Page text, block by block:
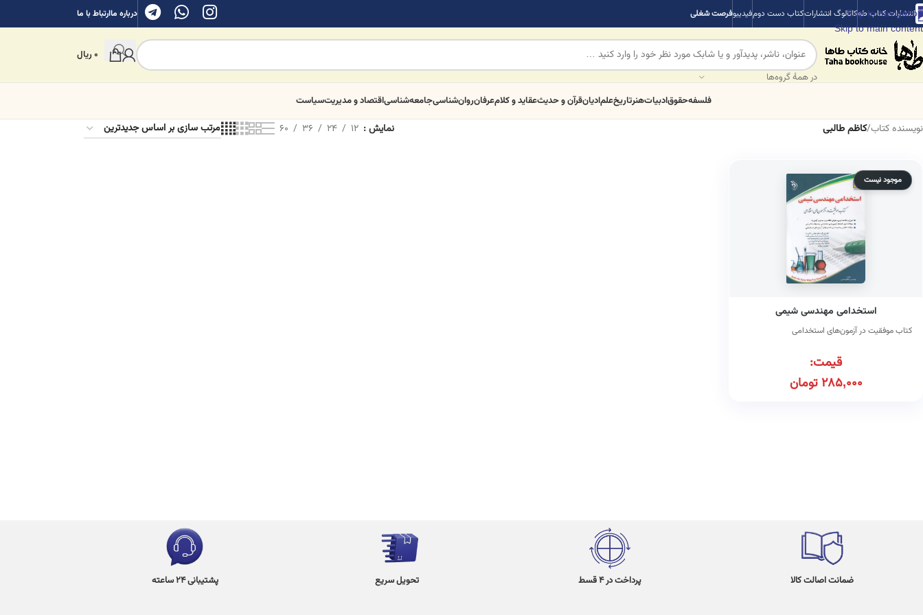
Skip to navigation
Skip to main content
انتشارات کتاب طهکاتالوگ انتشاراتکتاب دست دومفیدیبوفرصت شغلی درباره ماارتباط با ما
در همهٔ گروه‌ها
0ریال
فلسفهحقوقادبیاتهنرتاریخعلمادیانقرآن و حدیثعقاید و کلامعرفانروان‌شناسیجامعه‌شناسیاقتصاد و مدیریتسیاست
نویسنده کتاب/کاظم طالبی نمایش 12
24
36
60
موجود نیست
استخدامی مهندسی شیمی
کتاب موفقیت در آزمون‌های استخدامی
قیمت:
285,000تومان
ضمانت اصالت کالا پرداخت در 4 قسط تحویل سریع پشتیبانی 24 ساعته